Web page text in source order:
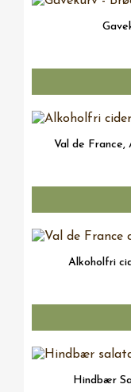
Val de
Alkoholfri
Hindbær